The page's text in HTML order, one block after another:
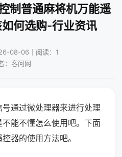
制普通麻将机万能遥
何选购-行业资讯
08-06｜阅读：1
：客问网
通过微处理器来进行处理
能不懂怎么使用吧。下面
器的使用方法吧。